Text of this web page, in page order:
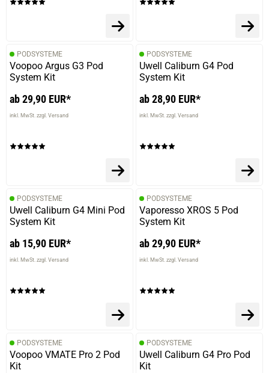
PODSYSTEME
Voopoo Argus G3 Pod
System Kit
ab 29,90 EUR*
inkl. MwSt. zzgl. Versand
PODSYSTEME
Uwell Caliburn G4 Pod
System Kit
ab 28,90 EUR*
inkl. MwSt. zzgl. Versand
PODSYSTEME
Uwell Caliburn G4 Mini Pod
System Kit
ab 15,90 EUR*
inkl. MwSt. zzgl. Versand
PODSYSTEME
Vaporesso XROS 5 Pod
System Kit
ab 29,90 EUR*
inkl. MwSt. zzgl. Versand
PODSYSTEME
Voopoo VMATE Pro 2 Pod
Kit
PODSYSTEME
Uwell Caliburn G4 Pro Pod
Kit